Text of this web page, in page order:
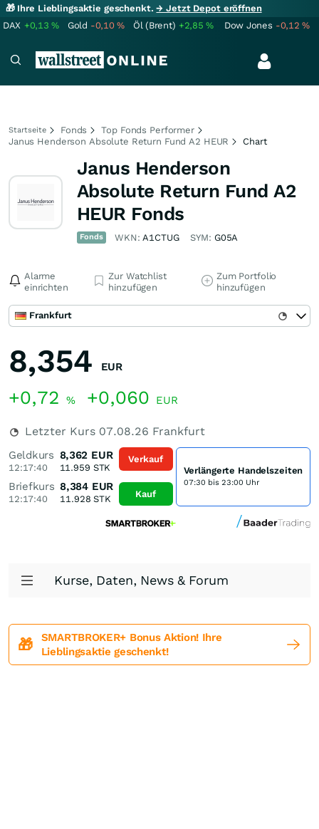
🎁 Ihre Lieblingsaktie geschenkt.→ Jetzt Depot eröffnen
DAX +0,13% Gold -0,10% Öl (Brent) +2,85% Dow Jones -0,12%
Startseite Fonds
Top Fonds Performer
Janus Henderson Absolute Return Fund A2 HEUR
Chart
Janus Henderson
Absolute Return Fund A2
HEUR Fonds
Fonds WKN:A1CTUG SYM: G05A
Alarme
einrichten
Zur Watchlist
hinzufügen
Zum Portfolio
hinzufügen
Frankfurt
8,354 EUR
+0,72 % +0,060 EUR
Letzter Kurs 07.08.26 Frankfurt
Geldkurs
12:17:40
8,362 EUR
11.959 STK
Briefkurs
12:17:40
8,384 EUR
11.928 STK
Verkauf
Kauf
Verlängerte Handelszeiten
07:30 bis 23:00 Uhr
Kurse, Daten, News & Forum
🎁
SMARTBROKER+ Bonus Aktion! Ihre
Lieblingsaktie geschenkt!